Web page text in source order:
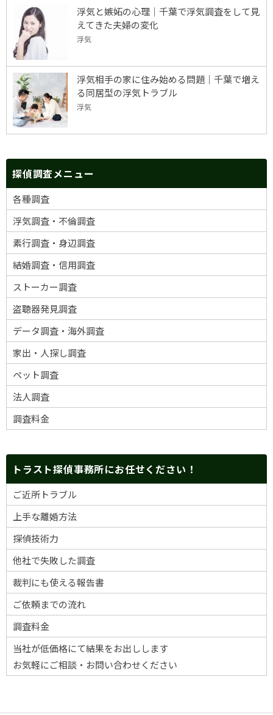
浮気と嫉妬の心理｜千葉で浮気調査をして見
えてきた夫婦の変化
浮気
浮気相手の家に住み始める問題｜千葉で増え
る同居型の浮気トラブル
浮気
探偵調査メニュー
各種調査
浮気調査・不倫調査
素行調査・身辺調査
結婚調査・信用調査
ストーカー調査
盗聴器発見調査
データ調査・海外調査
家出・人探し調査
ペット調査
法人調査
調査料金
トラスト探偵事務所にお任せください！
ご近所トラブル
上手な離婚方法
探偵技術力
他社で失敗した調査
裁判にも使える報告書
ご依頼までの流れ
調査料金
当社が低価格にて結果をお出しします
お気軽にご相談・お問い合わせください